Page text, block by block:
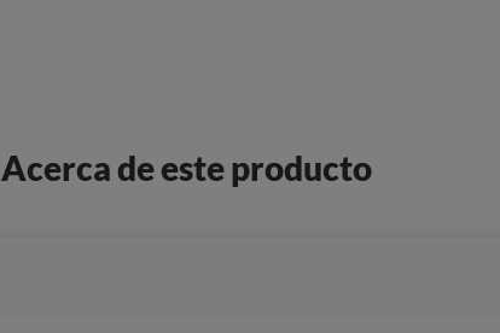
Acerca de este producto